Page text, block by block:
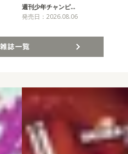
週刊少年チャンピ…
発売日：2026.08.06